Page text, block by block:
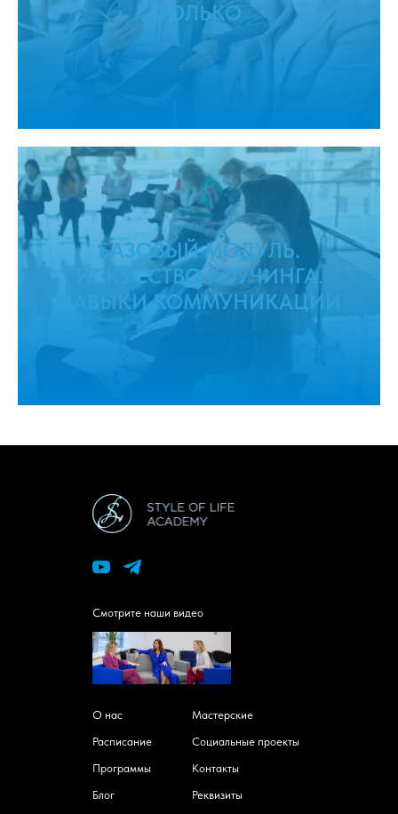
ТОЛЬКО
БАЗОВЫЙ МОДУЛЬ.
ИСКУССТВО КОУЧИНГА.
НАВЫКИ КОММУНИКАЦИИ
О нас
Смотрите наши видео
Расписание
Программы
Блог
Мастерские
Контакты
Реквизиты
Социальные проекты